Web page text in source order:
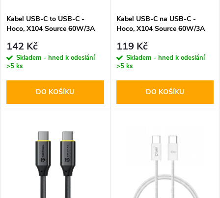
p
r
o
d
s
p
r
o
d
Kabel USB-C to USB-C -
Hoco, X104 Source 60W/3A
142 Kč
Skladem - hned k odeslání
>5 ks
DO KOŠÍKU
Kabel USB-C na USB-C -
Hoco, X104 Source 60W/3A
119 Kč
Skladem - hned k odeslání
>5 ks
DO KOŠÍKU